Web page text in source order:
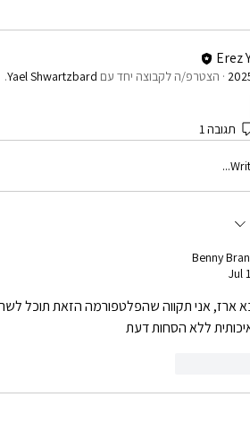
Erez
· הצטרפ/ה לקבוצה יחד עם Yael Shwartzbard
.
תגובה 1
Benny
Jul
ללא הסחות דעת